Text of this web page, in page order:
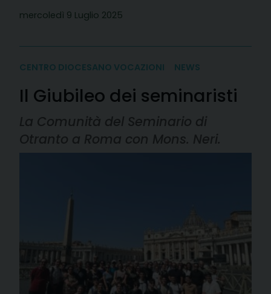
mercoledì 9 Luglio 2025
CENTRO DIOCESANO VOCAZIONI NEWS
Il Giubileo dei seminaristi
La Comunità del Seminario di
Otranto a Roma con Mons. Neri.